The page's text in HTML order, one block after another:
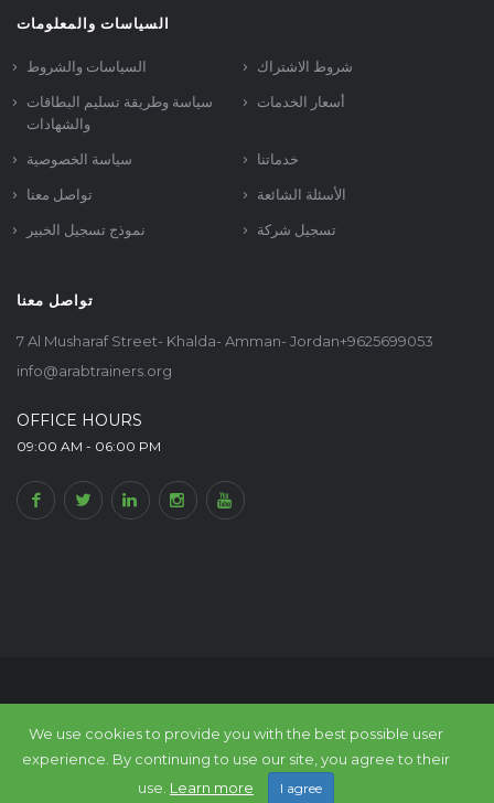
السياسات والمعلومات
السياسات والشروط
شروط الاشتراك
سياسة وطريقة تسليم البطاقات
والشهادات
أسعار الخدمات
سياسة الخصوصية
خدماتنا
تواصل معنا
الأسئلة الشائعة
نموذج تسجيل الخبير
تسجيل شركة
تواصل معنا
7 Al Musharaf Street- Khalda- Amman- Jordan+9625699053
info@arabtrainers.org
OFFICE HOURS
09:00 AM - 06:00 PM
© Arab Trainers Union-Arab Expert Portal, All rights reserved. WithinThe
Council of Arab Economic Unity
Back to top
We use cookies to provide you with the best possible user
experience. By continuing to use our site, you agree to their
use. Learn more I agree